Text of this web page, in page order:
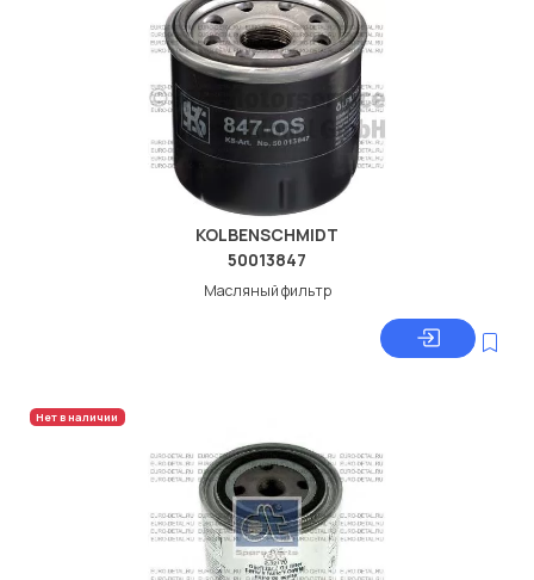
KOLBENSCHMIDT
50013847
Масляный фильтр
Нет в наличии